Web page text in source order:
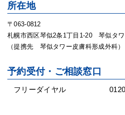
所在地
〒063-0812
札幌市西区琴似2条1丁目1-20 琴似タ
（提携先 琴似タワー皮膚科形成外科）
予約受付・ご相談窓口
フリーダイヤル